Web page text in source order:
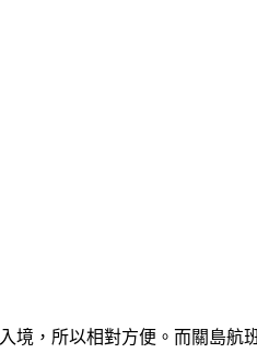
所以相對方便。而關島航